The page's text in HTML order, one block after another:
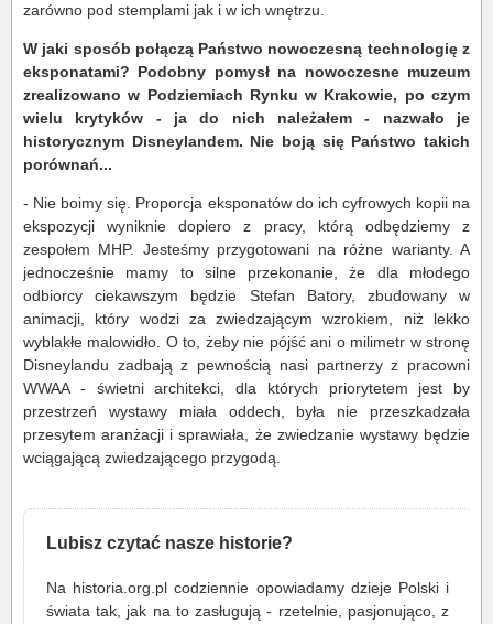
zarówno pod stemplami jak i w ich wnętrzu.
W jaki sposób połączą Państwo nowoczesną technologię z
eksponatami? Podobny pomysł na nowoczesne muzeum
zrealizowano w Podziemiach Rynku w Krakowie, po czym
wielu krytyków - ja do nich należałem - nazwało je
historycznym Disneylandem. Nie boją się Państwo takich
porównań...
- Nie boimy się. Proporcja eksponatów do ich cyfrowych kopii na
ekspozycji wyniknie dopiero z pracy, którą odbędziemy z
zespołem MHP. Jesteśmy przygotowani na różne warianty. A
jednocześnie mamy to silne przekonanie, że dla młodego
odbiorcy ciekawszym będzie Stefan Batory, zbudowany w
animacji, który wodzi za zwiedzającym wzrokiem, niż lekko
wyblakłe malowidło. O to, żeby nie pójść ani o milimetr w stronę
Disneylandu zadbają z pewnością nasi partnerzy z pracowni
WWAA - świetni architekci, dla których priorytetem jest by
przestrzeń wystawy miała oddech, była nie przeszkadzała
przesytem aranżacji i sprawiała, że zwiedzanie wystawy będzie
wciągającą zwiedzającego przygodą.
Lubisz czytać nasze historie?
Na historia.org.pl codziennie opowiadamy dzieje Polski i
świata tak, jak na to zasługują - rzetelnie, pasjonująco, z